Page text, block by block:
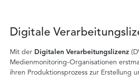
Digitale
Mit der Digitalen Verarbeitungslizenz
Medienmonitoring-Organisationen
ihren Produktionsprozess zur Erstellung